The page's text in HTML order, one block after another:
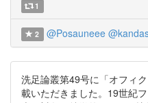
1
2 @Posauneee
洗足論叢第49号に「オフィ
載いただきました。19世紀